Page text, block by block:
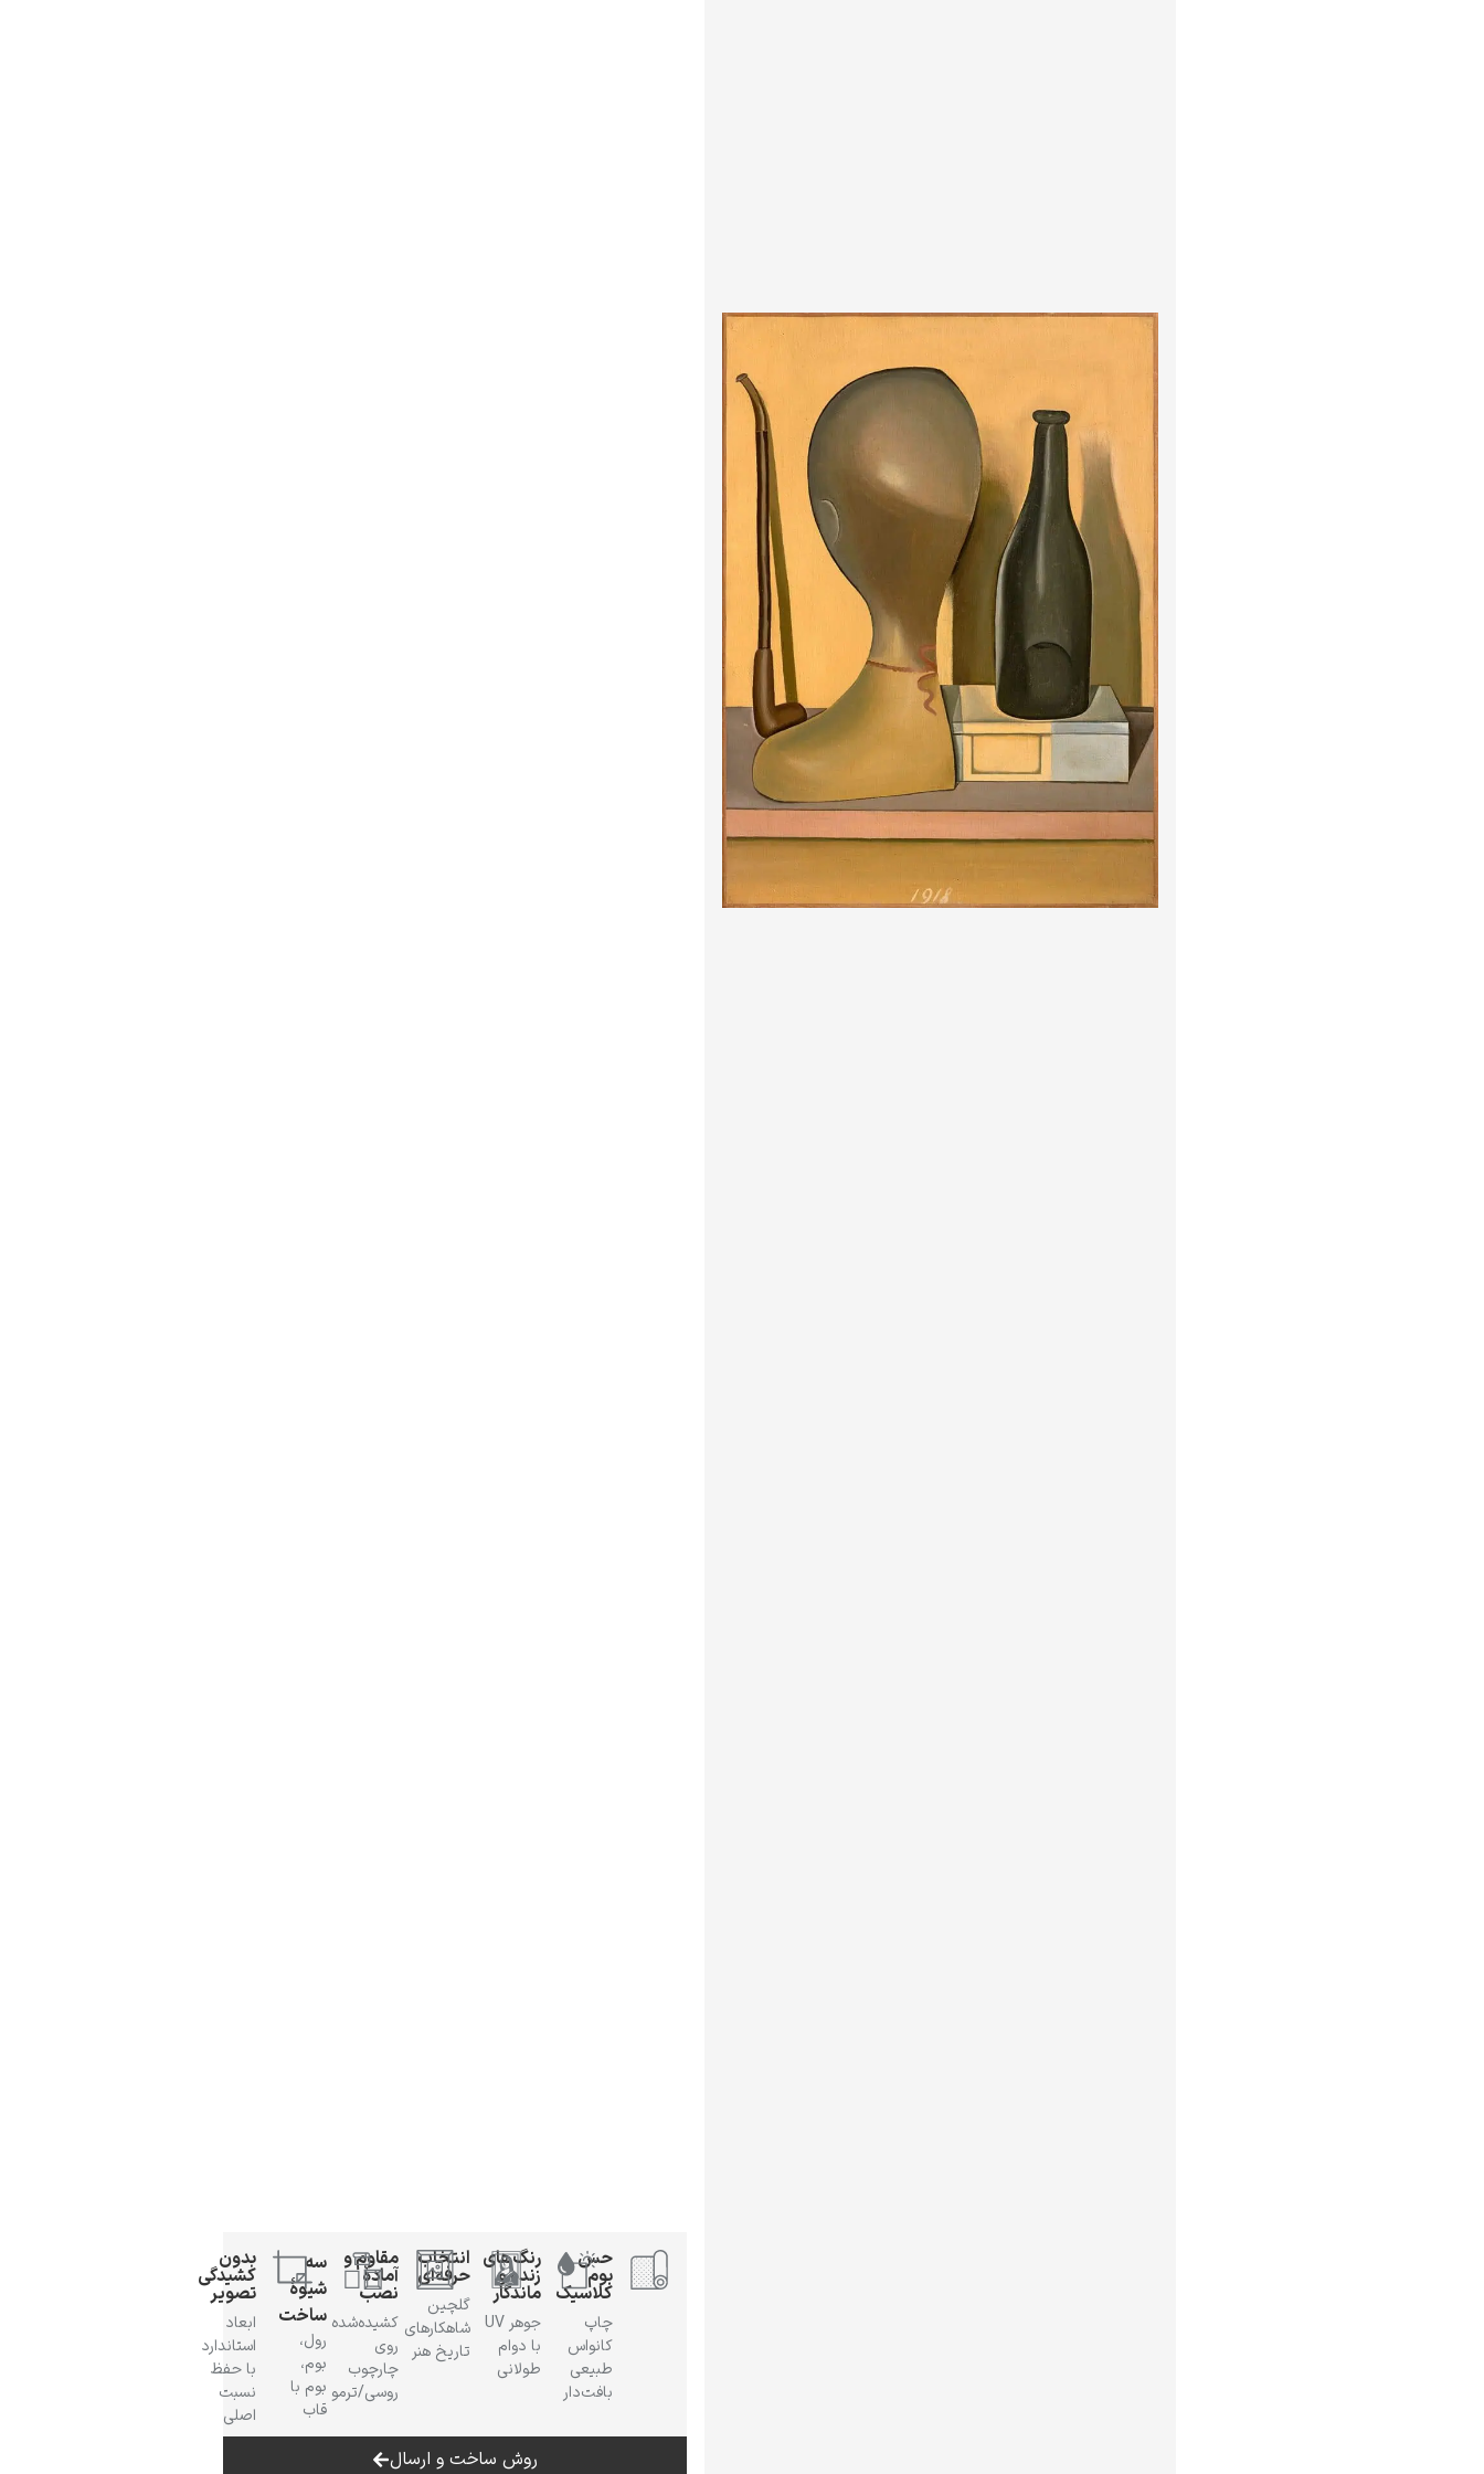
یوهانس فرمیر
پرفروش‌ترین تابلوها
حس
بوم
کلاسیک
چاپ
کانواس
طبیعی
بافت‌دار
رنگ‌های
زنده و
ماندگار
جوهر UV
با دوام
طولانی
انتخاب
حرفه‌ای
گلچین
شاهکارهای
تاریخ هنر
مقاوم و
آمادهٔ
نصب
کشیده‌شده
روی
چارچوب
روسی/ترمو
سه
شیوهٔ
ساخت
رول،
بوم،
بوم با
قاب
بدون
کشیدگی
تصویر
ابعاد
استاندارد
با حفظ
نسبت
اصلی
روش ساخت و ارسال